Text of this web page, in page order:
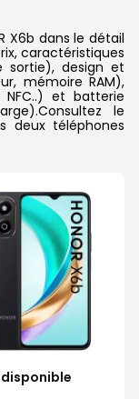
X6b dans le détail
caractéristiques
sortie), design et
mémoire RAM),
et batterie
le
deux téléphones